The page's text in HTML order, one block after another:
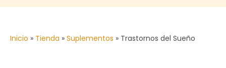
Inicio » Tienda » Suplementos » Trastornos del Sueño